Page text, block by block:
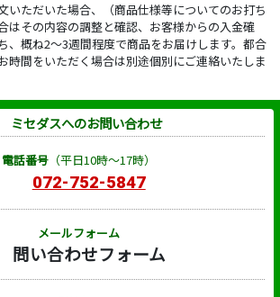
いただいた場合、（商品仕様等についてのお打ち
はその内容の調整と確認、お客様からの入金確
、概ね2～3週間程度で商品をお届けします。都合
時間をいただく場合は別途個別にご連絡いたしま
ミセダスへのお問い合わせ
電話番号（平日10時～17時）
072-752-5847
メールフォーム
問い合わせフォーム